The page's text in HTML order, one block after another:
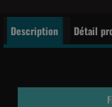
Description Détail